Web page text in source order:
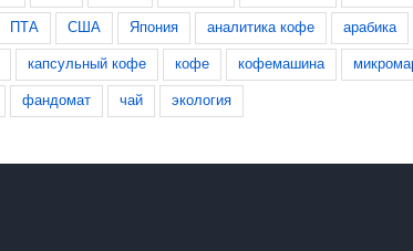
ПТА США Япония аналитика кофе арабика
капсульный кофе кофе кофемашина
фандомат чай экология